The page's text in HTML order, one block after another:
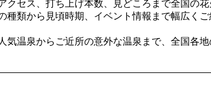
クセス、打ち上げ本数、見どころまで全国の花
種類から見頃時期、イベント情報まで幅広く
気温泉からご近所の意外な温泉まで、全国各